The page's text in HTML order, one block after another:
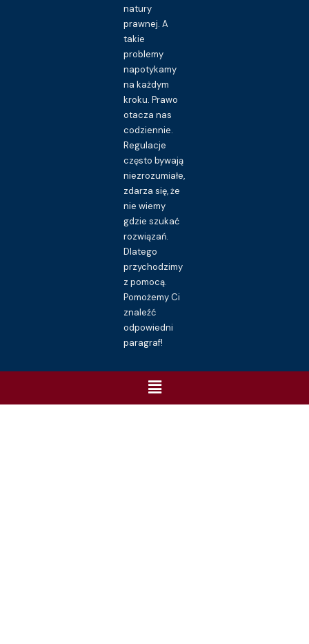
natury
prawnej. A
takie
problemy
napotykamy
na każdym
kroku. Prawo
otacza nas
codziennie.
Regulacje
często bywają
niezrozumiałe,
zdarza się, że
nie wiemy
gdzie szukać
rozwiązań.
Dlatego
przychodzimy
z pomocą.
Pomożemy Ci
znaleźć
odpowiedni
paragraf!
Menu